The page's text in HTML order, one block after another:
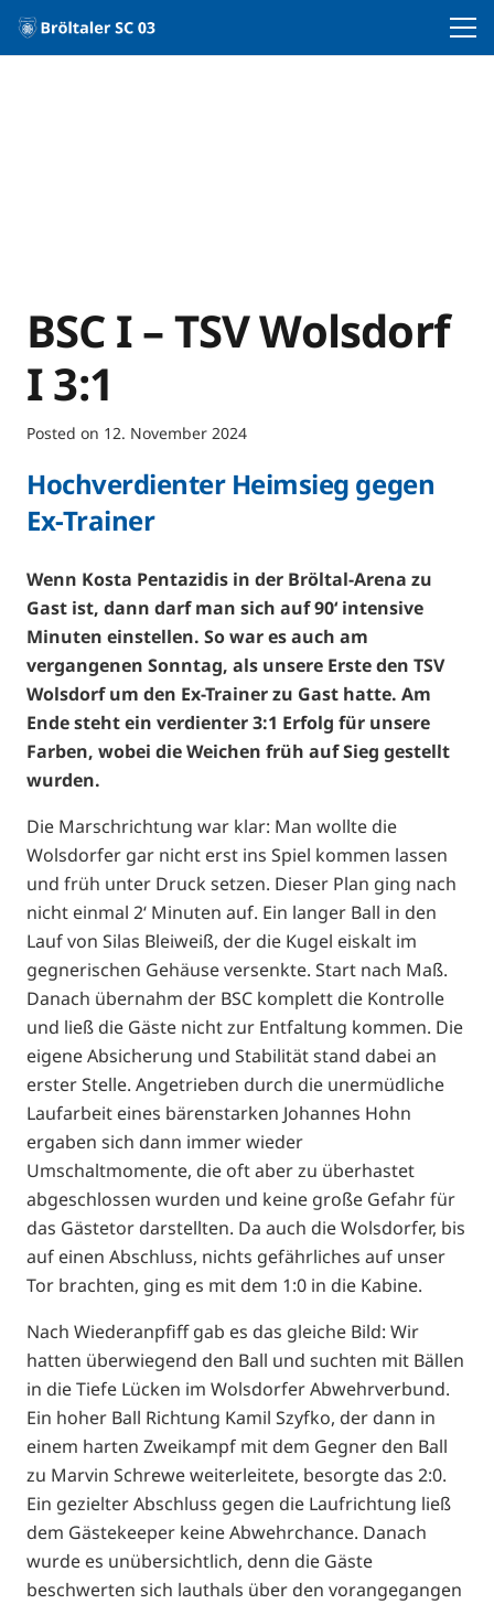
BSC I – TSV Wolsdorf
I 3:1
Posted on 12. November 2024
Hochverdienter Heimsieg gegen
Ex-Trainer
Wenn Kosta Pentazidis in der Bröltal-Arena zu
Gast ist, dann darf man sich auf 90‘ intensive
Minuten einstellen. So war es auch am
vergangenen Sonntag, als unsere Erste den TSV
Wolsdorf um den Ex-Trainer zu Gast hatte. Am
Ende steht ein verdienter 3:1 Erfolg für unsere
Farben, wobei die Weichen früh auf Sieg gestellt
wurden.
Die Marschrichtung war klar: Man wollte die
Wolsdorfer gar nicht erst ins Spiel kommen lassen
und früh unter Druck setzen. Dieser Plan ging nach
nicht einmal 2‘ Minuten auf. Ein langer Ball in den
Lauf von Silas Bleiweiß, der die Kugel eiskalt im
gegnerischen Gehäuse versenkte. Start nach Maß.
Danach übernahm der BSC komplett die Kontrolle
und ließ die Gäste nicht zur Entfaltung kommen. Die
eigene Absicherung und Stabilität stand dabei an
erster Stelle. Angetrieben durch die unermüdliche
Laufarbeit eines bärenstarken Johannes Hohn
ergaben sich dann immer wieder
Umschaltmomente, die oft aber zu überhastet
abgeschlossen wurden und keine große Gefahr für
das Gästetor darstellten. Da auch die Wolsdorfer, bis
auf einen Abschluss, nichts gefährliches auf unser
Tor brachten, ging es mit dem 1:0 in die Kabine.
Nach Wiederanpfiff gab es das gleiche Bild: Wir
hatten überwiegend den Ball und suchten mit Bällen
in die Tiefe Lücken im Wolsdorfer Abwehrverbund.
Ein hoher Ball Richtung Kamil Szyfko, der dann in
einem harten Zweikampf mit dem Gegner den Ball
zu Marvin Schrewe weiterleitete, besorgte das 2:0.
Ein gezielter Abschluss gegen die Laufrichtung ließ
dem Gästekeeper keine Abwehrchance. Danach
wurde es unübersichtlich, denn die Gäste
beschwerten sich lauthals über den vorangegangen